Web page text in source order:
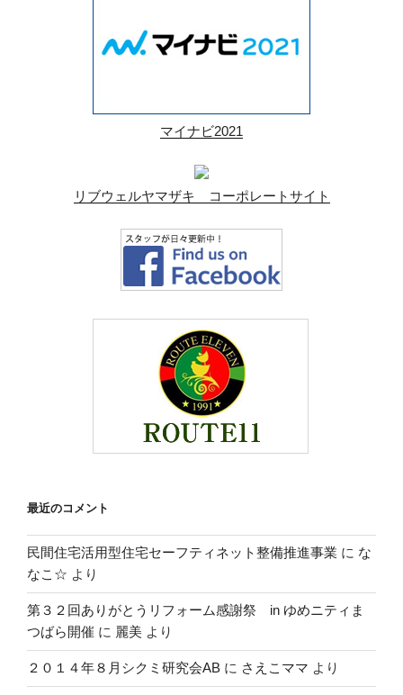
マイナビ2021
リブウェルヤマザキ コーポレートサイト
最近のコメント
民間住宅活用型住宅セーフティネット整備推進事業 に な
なこ☆ より
第３２回ありがとうリフォーム感謝祭 in ゆめニティま
つばら開催 に 麗美 より
２０１４年８月シクミ研究会AB に さえこママ より